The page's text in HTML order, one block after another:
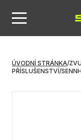
ÚVODNÍ STRÁNKA/
PŘÍSLUŠENSTVÍ/